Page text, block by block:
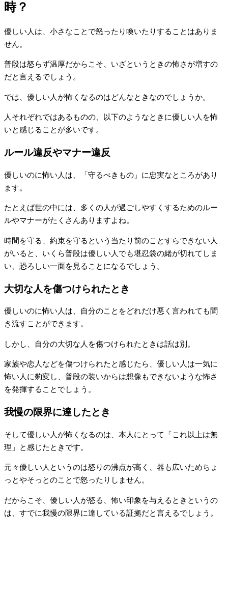
時？
優しい人は、小さなことで怒ったり喚いたりすることはありま
せん。
普段は怒らず温厚だからこそ、いざというときの怖さが増すの
だと言えるでしょう。
では、優しい人が怖くなるのはどんなときなのでしょうか。
人それぞれではあるものの、以下のようなときに優しい人を怖
いと感じることが多いです。
ルール違反やマナー違反
優しいのに怖い人は、「守るべきもの」に忠実なところがあり
ます。
たとえば世の中には、多くの人が過ごしやすくするためのルー
ルやマナーがたくさんありますよね。
時間を守る、約束を守るという当たり前のことすらできない人
がいると、いくら普段は優しい人でも堪忍袋の緒が切れてしま
い、恐ろしい一面を見ることになるでしょう。
大切な人を傷つけられたとき
優しいのに怖い人は、自分のことをどれだけ悪く言われても聞
き流すことができます。
しかし、自分の大切な人を傷つけられたときは話は別。
家族や恋人などを傷つけられたと感じたら、優しい人は一気に
怖い人に豹変し、普段の装いからは想像もできないような怖さ
を発揮することでしょう。
我慢の限界に達したとき
そして優しい人が怖くなるのは、本人にとって「これ以上は無
理」と感じたときです。
元々優しい人というのは怒りの沸点が高く、器も広いためちょ
っとやそっとのことで怒ったりしません。
だからこそ、優しい人が怒る、怖い印象を与えるときというの
は、すでに我慢の限界に達している証拠だと言えるでしょう。